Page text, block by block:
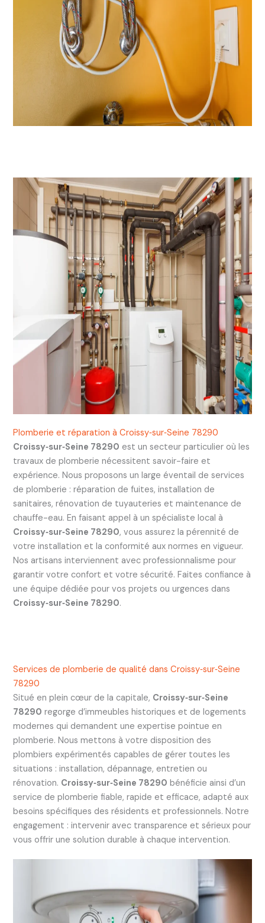
Plomberie et réparation à Croissy‑sur‑Seine 78290
Croissy‑sur‑Seine 78290 est un secteur particulier où les
travaux de plomberie nécessitent savoir-faire et
expérience. Nous proposons un large éventail de services
de plomberie : réparation de fuites, installation de
sanitaires, rénovation de tuyauteries et maintenance de
chauffe-eau. En faisant appel à un spécialiste local à
Croissy‑sur‑Seine 78290, vous assurez la pérennité de
votre installation et la conformité aux normes en vigueur.
Nos artisans interviennent avec professionnalisme pour
garantir votre confort et votre sécurité. Faites confiance à
une équipe dédiée pour vos projets ou urgences dans
Croissy‑sur‑Seine 78290.
Services de plomberie de qualité dans Croissy‑sur‑Seine
78290
Situé en plein cœur de la capitale, Croissy‑sur‑Seine
78290 regorge d’immeubles historiques et de logements
modernes qui demandent une expertise pointue en
plomberie. Nous mettons à votre disposition des
plombiers expérimentés capables de gérer toutes les
situations : installation, dépannage, entretien ou
rénovation. Croissy‑sur‑Seine 78290 bénéficie ainsi d’un
service de plomberie fiable, rapide et efficace, adapté aux
besoins spécifiques des résidents et professionnels. Notre
engagement : intervenir avec transparence et sérieux pour
vous offrir une solution durable à chaque intervention.